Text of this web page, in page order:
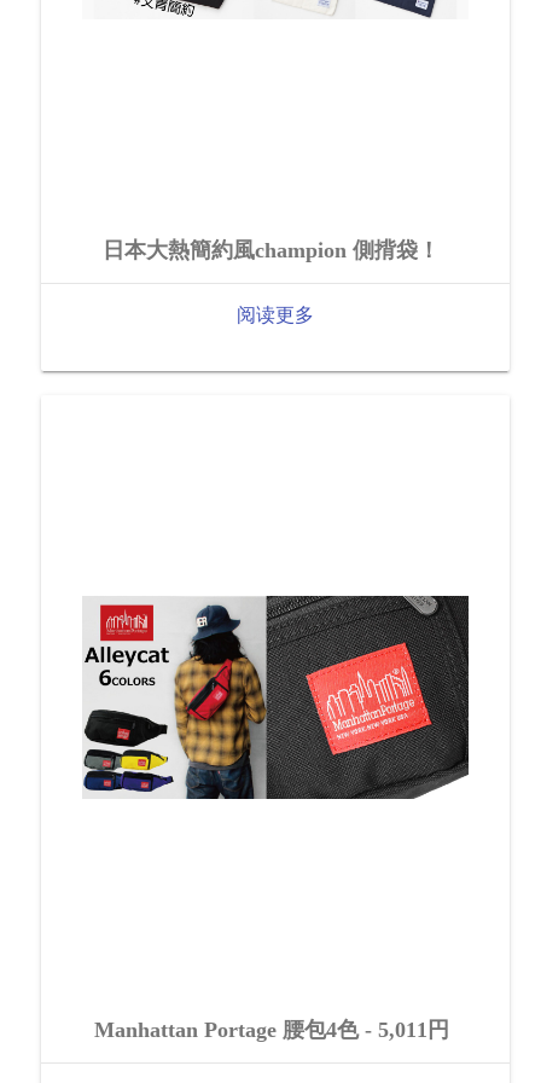
日本大熱簡約風champion 側揹袋！
阅读更多
Manhattan Portage 腰包4色 - 5,011円